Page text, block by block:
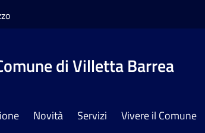
di Villetta Barrea
Novità Servizi Vivere il Comune